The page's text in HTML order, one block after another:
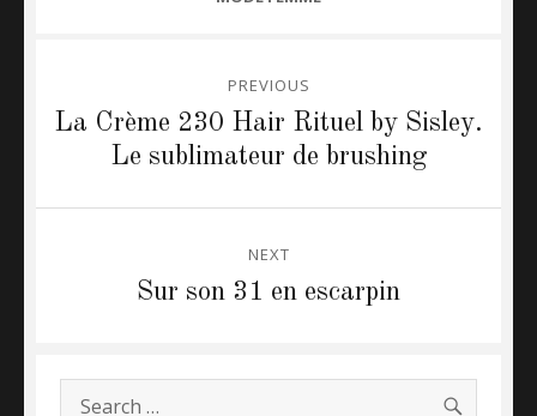
navigation
PREVIOUS
Previous
La Crème 230 Hair Rituel by Sisley.
Le sublimateur de brushing
NEXT
Sur son 31 en escarpin
Search